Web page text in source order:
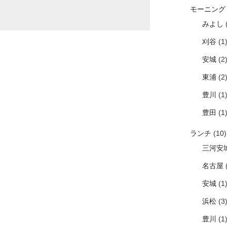
モーニング
みよし
刈谷(1)
安城(2)
東浦 (2)
豊川 (1)
豊田 (1)
ランチ (10)
三河安
名古屋
安城(1)
浜松(3)
豊川 (1)